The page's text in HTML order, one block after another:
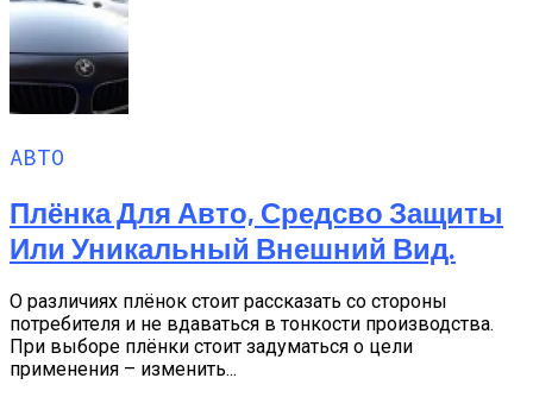
АВТО
Плёнка Для Авто, Средсво Защиты
Или Уникальный Внешний Вид.
О различиях плёнок стоит рассказать со стороны
потребителя и не вдаваться в тонкости производства.
При выборе плёнки стоит задуматься о цели
применения – изменить...